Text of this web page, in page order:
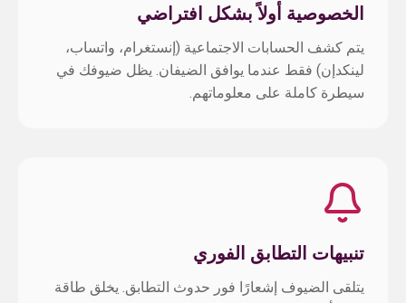
الخصوصية أولاً بشكل افتراضي
يتم كشف الحسابات الاجتماعية (إنستغرام، واتساب،
لينكدإن) فقط عندما يوافق الضيفان. يظل ضيوفك في
سيطرة كاملة على معلوماتهم.
تنبيهات التطابق الفوري
يتلقى الضيوف إشعارًا فور حدوث التطابق. يخلق طاقة